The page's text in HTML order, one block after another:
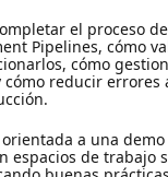
el proceso
Pipelines, cómo
cómo
reducir errores
orientada a una
espacios de trabajo